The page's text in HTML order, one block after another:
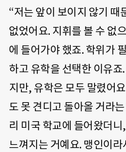
“저는 앞이 보이지 않기 때
없었어요. 지휘를 볼 수 없
에 들어가야 했죠. 학위가
하고 유학을 선택한 이유
지만, 유학은 모두 말렸어
도 못 견디고 돌아올 거라
리 미국 학교에 들어왔더
느껴지는 거예요. 맹인이